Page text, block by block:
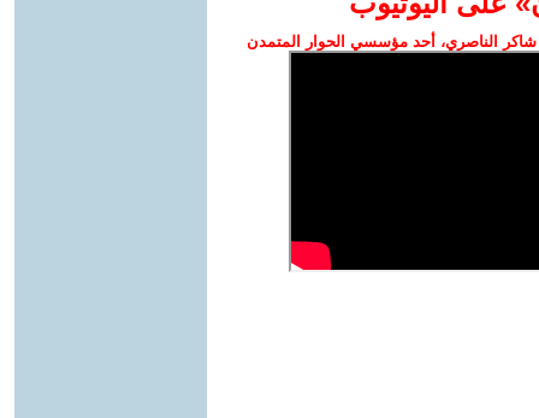
الناصري، أحد مؤسسي الحوار المتمدن